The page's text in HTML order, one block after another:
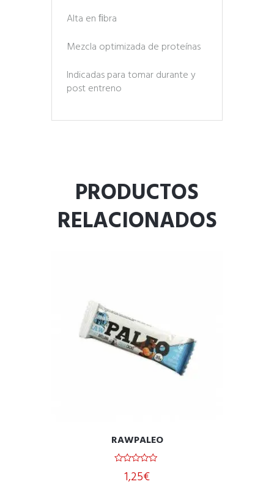
Alta en ﬁbra
Mezcla optimizada de proteínas
Indicadas para tomar durante y
post entreno
PRODUCTOS
RELACIONADOS
RAWPALEO
1,25€